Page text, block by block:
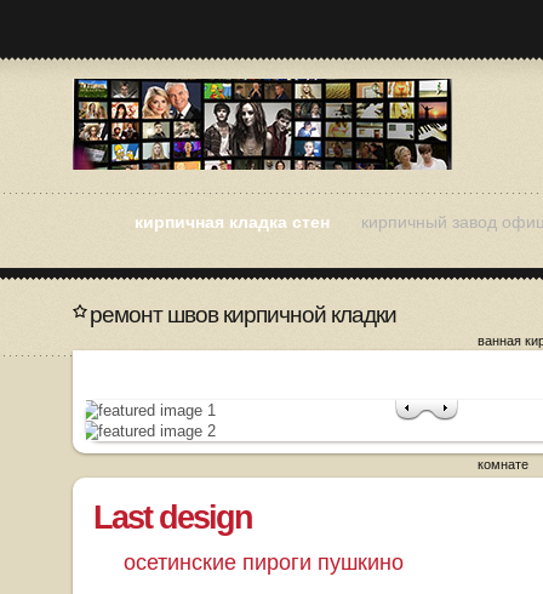
кирпичная кладка стен
ванная
комнате
кирпичный завод
ремонт швов кирпичной кладки
Last design
осетинские пироги пушкино